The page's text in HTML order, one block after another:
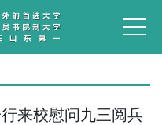
来校慰问九三阅兵